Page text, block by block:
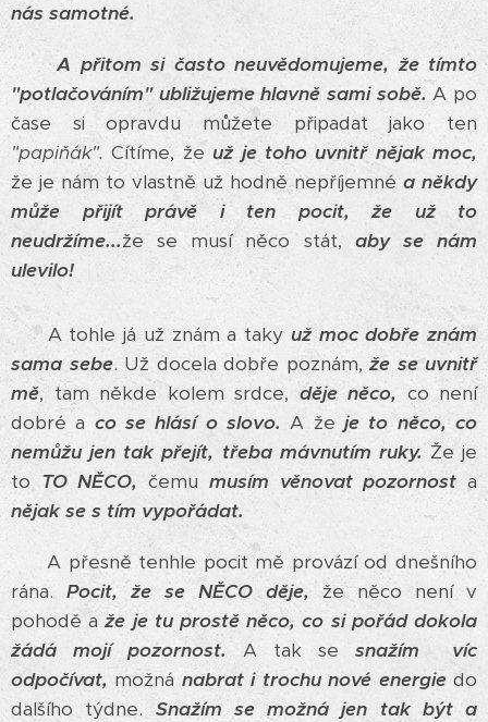
nás samotné.
A přitom si často neuvědomujeme, že tímto
"potlačováním" ubližujeme hlavně sami sobě.A po
čase si opravdu můžete připadat jako ten
"papiňák". Cítíme, žeuž je toho uvnitř nějak moc,
že je nám to vlastně už hodně nepříjemné a někdy
může přijít právě i ten pocit, že už to
neudržíme...že se musí něco stát, aby se nám
ulevilo!
A tohle já už znám a taky už moc dobře znám
sama sebe. Už docela dobře poznám, že se uvnitř
mě, tam někde kolem srdce, děje něco,co není
dobré a co se hlásí o slovo.A žeje to něco, co
nemůžu jen tak přejít, třeba mávnutím ruky. Že je
to TO NĚCO, čemu musím věnovat pozornosta
nějak se s tím vypořádat.
A přesně tenhle pocit mě provází od dnešního
rána. Pocit, že se NĚCO děje,že něco není v
pohodě aže je tu prostě něco, co si pořád dokola
žádá mojí pozornost. A tak se snažím víc
odpočívat,možná nabrat i trochu nové energiedo
dalšího týdne. Snažím se možná jen tak být a